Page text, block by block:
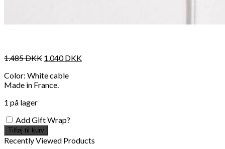
1.485DKK 1.040DKK
Color: White cable
Made in France.
1 på lager
Add Gift Wrap?
Tilføj til kurv
Recently Viewed Products